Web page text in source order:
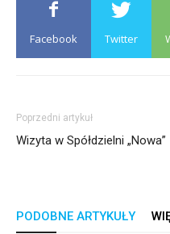
Facebook Twitter
Poprzedni artykuł
Wizyta w Spółdzielni „Nowa”
PODOBNE ARTYKUŁY